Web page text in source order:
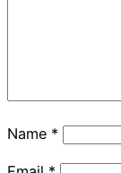
Name *